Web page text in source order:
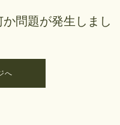
問題が発生しまし
へ